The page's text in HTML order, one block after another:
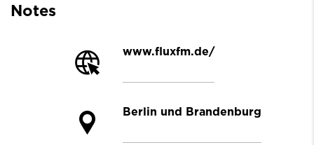
Notes
www.fluxfm.de/
Berlin und Brandenburg